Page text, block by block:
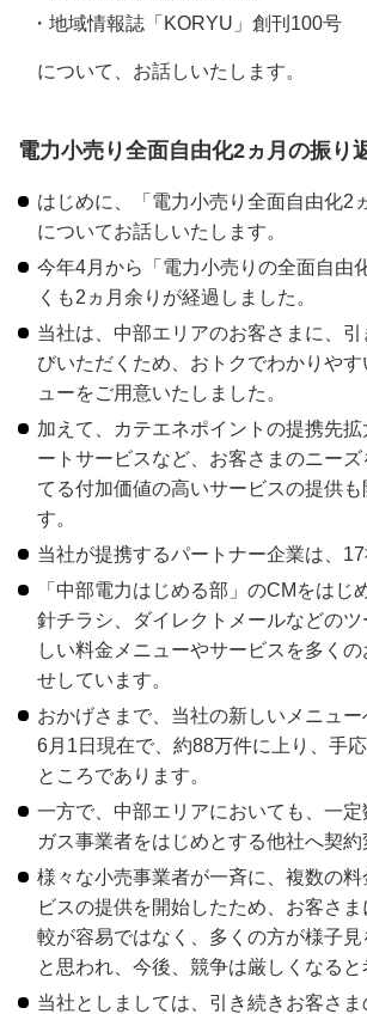
地域情報誌「KORYU」創刊100号
について、お話しいたします。
電力小売り全面自由化2ヵ月の振り
はじめに、「電力小売り全面自由化2
についてお話しいたします。
今年4月から「電力小売りの全面自由
くも2ヵ月余りが経過しました。
当社は、中部エリアのお客さまに、
びいただくため、おトクでわかりや
ューをご用意いたしました。
加えて、カテエネポイントの提携先
ートサービスなど、お客さまのニー
てる付加価値の高いサービスの提供も
す。
当社が提携するパートナー企業は、17
「中部電力はじめる部」のCMをはじ
針チラシ、ダイレクトメールなどの
しい料金メニューやサービスを多く
せしています。
おかげさまで、当社の新しいメニュー
6月1日現在で、約88万件に上り、手
ところであります。
一方で、中部エリアにおいても、一定
ガス事業者をはじめとする他社へ契約
様々な小売事業者が一斉に、複数の
ビスの提供を開始したため、お客さ
較が容易ではなく、多くの方が様子
と思われ、今後、競争は厳しくなると
当社としましては、引き続きお客さ